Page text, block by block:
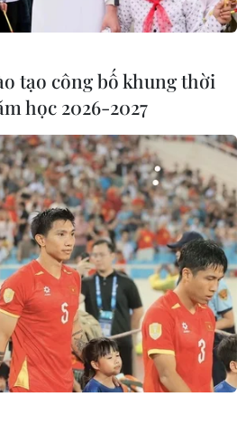
thông tại tỉnh Sơn La
06/08/2026 09:48
Bão Dolphin hướng vào
miền Đông Trung Quốc,
cảnh báo mưa lớn trên
diện rộng
06/08/2026 08:36
tạo công bố khung thời
học 2026-2027